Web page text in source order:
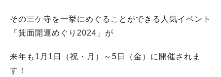
その三ケ寺を一挙にめぐることができる人気イベント
「箕面開運めぐり2024」が
来年も1月1日（祝・月）～5日（金）に開催されま
す！